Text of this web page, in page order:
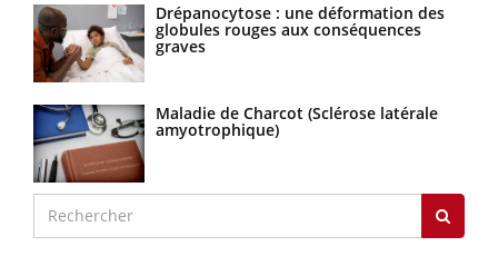
Drépanocytose : une déformation des
globules rouges aux conséquences
graves
Maladie de Charcot (Sclérose latérale
amyotrophique)